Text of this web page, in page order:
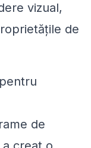
vizual,
de
de